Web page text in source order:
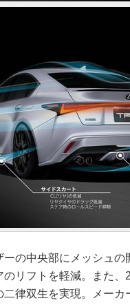
の中央部にメッシュの
リフトを軽減。また、
律双生を実現。メー